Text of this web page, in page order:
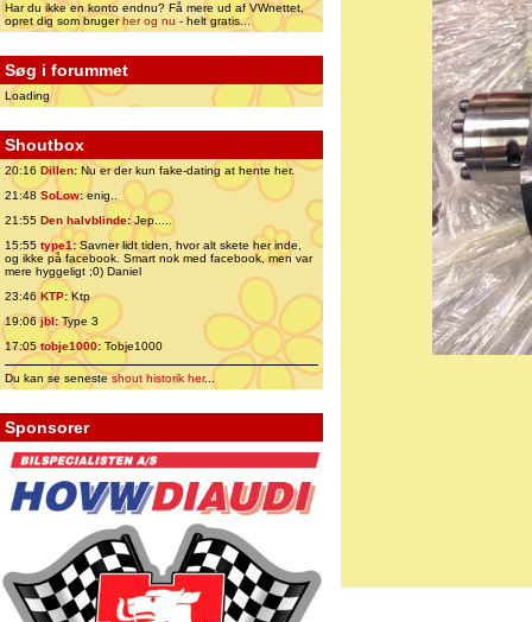
Har du ikke en konto endnu? Få mere ud af VWnettet,
opret dig som brugerher og nu - helt gratis...
Søg i forummet
Loading
Shoutbox
20:16 Dillen: Nu er der kun fake-dating at hente her.
21:48 SoLow:enig..
21:55 Den halvblinde:Jep.....
15:55 type1:Savner lidt tiden, hvor alt skete her inde,
og ikke på facebook. Smart nok med facebook, men var
mere hyggeligt ;0) Daniel
23:46 KTP:Ktp
19:06jbl:Type 3
17:05tobje1000: Tobje1000
Du kan se senesteshout historik her...
Sponsorer